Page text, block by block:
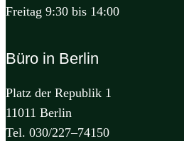
Freitag 9:30 bis 14:00
Büro in Berlin
Platz der Republik 1
11011 Berlin
Tel. 030/227–74150